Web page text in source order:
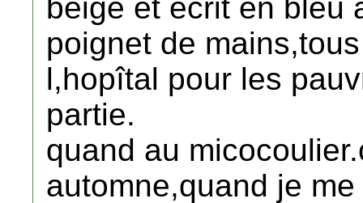
beige et ecrit en bleu
poignet de
l,hopîtal pour les
partie.
quand au
automne,quand je